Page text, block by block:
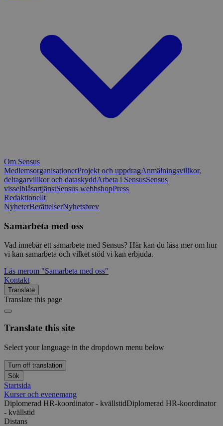
Om Sensus
MedlemsorganisationerProjekt och uppdragAnmälningsvillkor,
deltagarvillkor och dataskyddArbeta i SensusSensus
visselblåsartjänstSensus webbshopPress
Redaktionellt
NyheterBerättelserNyhetsbrev
Samarbeta med oss
Vad innebär ett samarbete med Sensus? Här kan du läsa mer om hur
vi kan samarbeta och vilket stöd vi kan erbjuda.
Läs merom "Samarbeta med oss"
Kontakt
Translate
Translate this page
Translate this site
Select your language in the dropdown menu below
Turn off translation
Sök
Startsida
Kurser och evenemang
Diplomerad HR-koordinator - kvällstidDiplomerad HR-koordinator
- kvällstid
Distans